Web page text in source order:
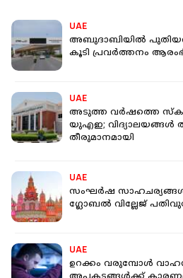
UAE
അബുദാബിയില്‍
കൂടി പ്രവര്‍ത്തനം
UAE
അടുത്ത വര്‍ഷത്തെ സ്‌കൂള്‍
യുഎഇ; വിദ്യാലയങ്ങൾ
തീരുമാനമായി
UAE
സംഘർഷ സാഹചര്യങ്ങൾ
ഗ്ലോബൽ വില്ലേജ്
UAE
ഉറക്കം വരുമ്പോൾ